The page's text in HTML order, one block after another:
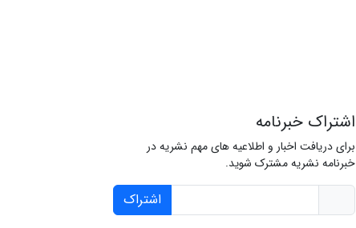
اشتراک خبرنامه
برای دریافت اخبار و اطلاعیه های مهم نشریه در
خبرنامه نشریه مشترک شوید.
اشتراک